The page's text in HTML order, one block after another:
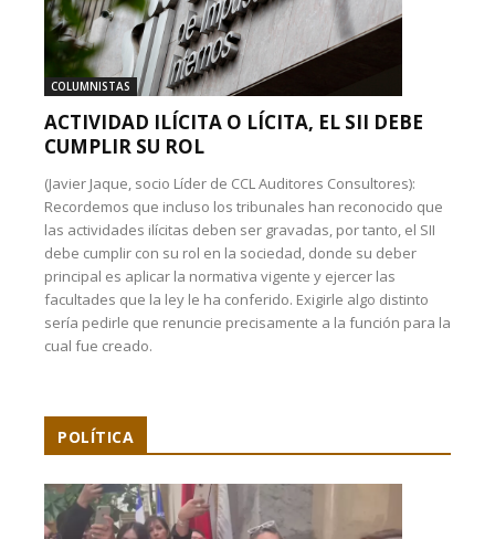
COLUMNISTAS
ACTIVIDAD ILÍCITA O LÍCITA, EL SII DEBE
CUMPLIR SU ROL
(Javier Jaque, socio Líder de CCL Auditores Consultores):
Recordemos que incluso los tribunales han reconocido que
las actividades ilícitas deben ser gravadas, por tanto, el SII
debe cumplir con su rol en la sociedad, donde su deber
principal es aplicar la normativa vigente y ejercer las
facultades que la ley le ha conferido. Exigirle algo distinto
sería pedirle que renuncie precisamente a la función para la
cual fue creado.
POLÍTICA